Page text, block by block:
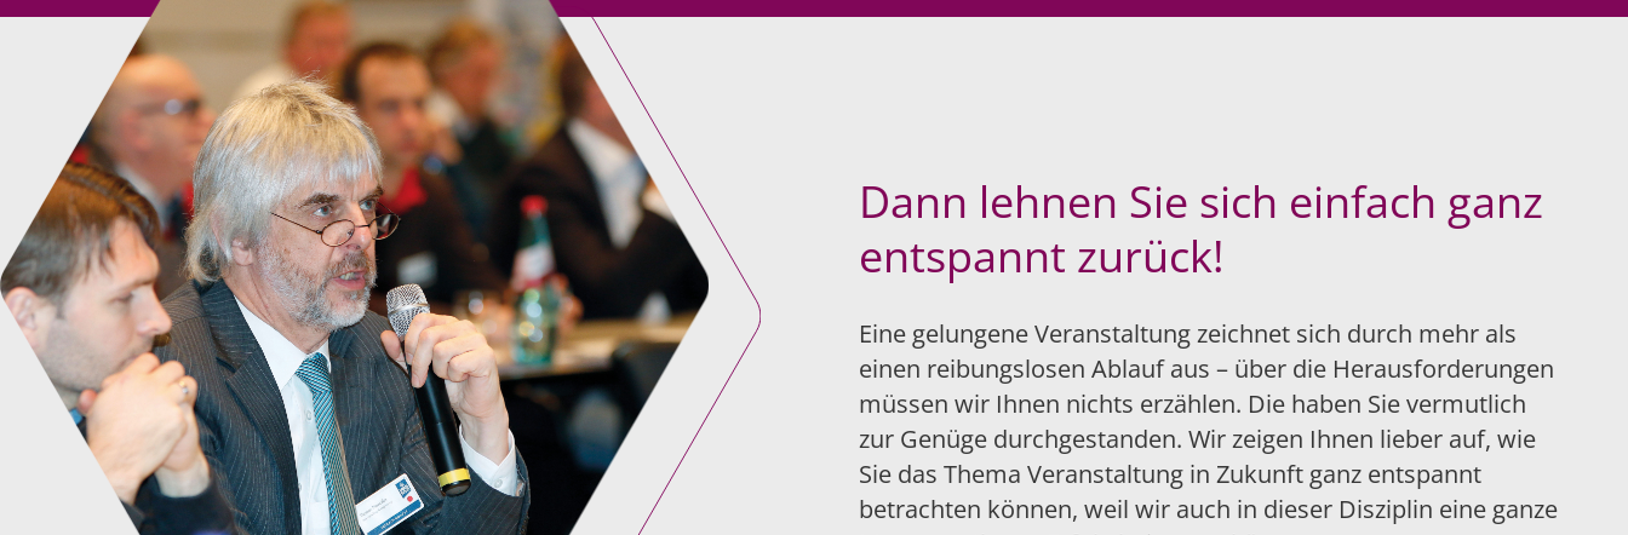
Dann lehnen Sie sich einfach ganz
entspannt zurück!
Eine gelungene Veranstaltung zeichnet sich durch mehr als
einen reibungslosen Ablauf aus – über die Herausforderungen
müssen wir Ihnen nichts erzählen. Die haben Sie vermutlich
zur Genüge durchgestanden. Wir zeigen Ihnen lieber auf, wie
Sie das Thema Veranstaltung in Zukunft ganz entspannt
betrachten können, weil wir auch in dieser Disziplin eine ganze